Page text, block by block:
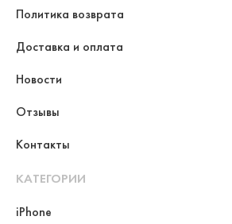
Политика возврата
Доставка и оплата
Новости
Отзывы
Контакты
КАТЕГОРИИ
iPhone